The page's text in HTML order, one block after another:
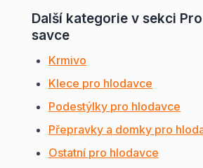
Další kategorie v sekci
savce
Krmivo
Klece pro hlodavce
Podestýlky pro hlodavce
Přepravky a domky pro
Ostatní pro hlodavce